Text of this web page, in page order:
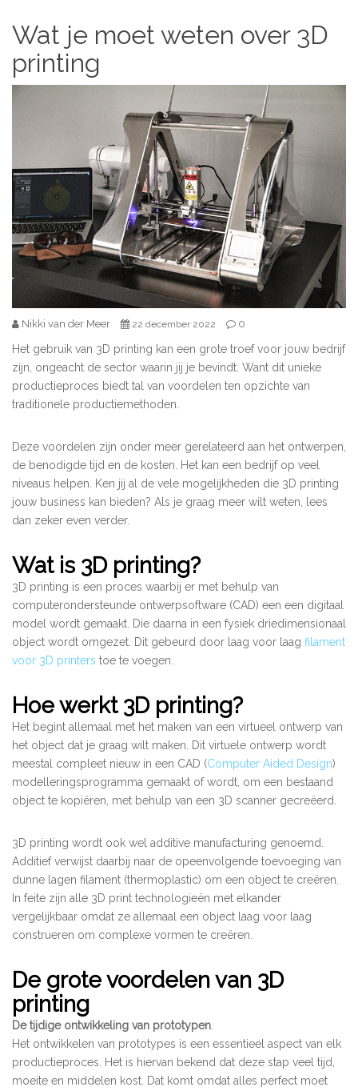
Wat je moet weten over 3D
printing
Nikki van der Meer 22 december 2022 0
Het gebruik van 3D printing kan een grote troef voor jouw bedrijf
zijn, ongeacht de sector waarin jij je bevindt. Want dit unieke
productieproces biedt tal van voordelen ten opzichte van
traditionele productiemethoden.
Deze voordelen zijn onder meer gerelateerd aan het ontwerpen,
de benodigde tijd en de kosten. Het kan een bedrijf op veel
niveaus helpen. Ken jij al de vele mogelijkheden die 3D printing
jouw business kan bieden? Als je graag meer wilt weten, lees
dan zeker even verder.
Wat is 3D printing?
3D printing is een proces waarbij er met behulp van
computerondersteunde ontwerpsoftware (CAD) een een digitaal
model wordt gemaakt. Die daarna in een fysiek driedimensionaal
object wordt omgezet. Dit gebeurd door laag voor laag filament
voor 3D printers toe te voegen.
Hoe werkt 3D printing?
Het begint allemaal met het maken van een virtueel ontwerp van
het object dat je graag wilt maken. Dit virtuele ontwerp wordt
meestal compleet nieuw in een CAD (Computer Aided Design)
modelleringsprogramma gemaakt of wordt, om een bestaand
object te kopiëren, met behulp van een 3D scanner gecreëerd.
3D printing wordt ook wel additive manufacturing genoemd.
Additief verwijst daarbij naar de opeenvolgende toevoeging van
dunne lagen filament (thermoplastic) om een object te creëren.
In feite zijn alle 3D print technologieën met elkander
vergelijkbaar omdat ze allemaal een object laag voor laag
construeren om complexe vormen te creëren.
De grote voordelen van 3D
printing
De tijdige ontwikkeling van prototypen
Het ontwikkelen van prototypes is een essentieel aspect van elk
productieproces. Het is hiervan bekend dat deze stap veel tijd,
moeite en middelen kost. Dat komt omdat alles perfect moet